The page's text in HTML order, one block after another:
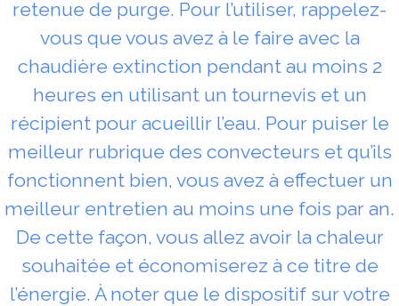
retenue de purge. Pour l’utiliser, rappelez-
vous que vous avez à le faire avec la
chaudière extinction pendant au moins 2
heures en utilisant un tournevis et un
récipient pour acueillir l’eau. Pour puiser le
meilleur rubrique des convecteurs et qu’ils
fonctionnent bien, vous avez à effectuer un
meilleur entretien au moins une fois par an.
De cette façon, vous allez avoir la chaleur
souhaitée et économiserez à ce titre de
l’énergie. À noter que le dispositif sur votre